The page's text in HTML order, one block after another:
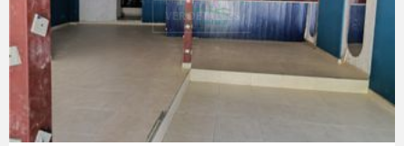
VER DETALLES